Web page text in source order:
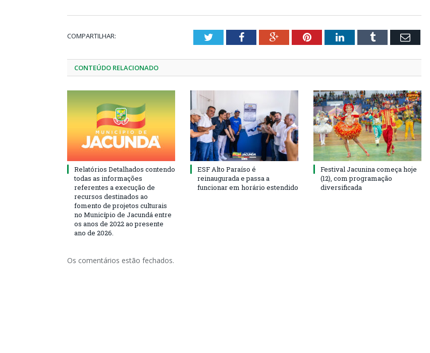
COMPARTILHAR: TwitterFacebookGoogle+PinterestLinkedInTumblr Email
CONTEÚDO RELACIONADO
Relatórios Detalhados contendo
todas as informações
referentes a execução de
recursos destinados ao
fomento de projetos culturais
no Município de Jacundá entre
os anos de 2022 ao presente
ano de 2026.
ESF Alto Paraíso é
reinaugurada e passa a
funcionar em horário estendido
Festival Jacunina começa hoje
(12), com programação
diversificada
Os comentários estão fechados.